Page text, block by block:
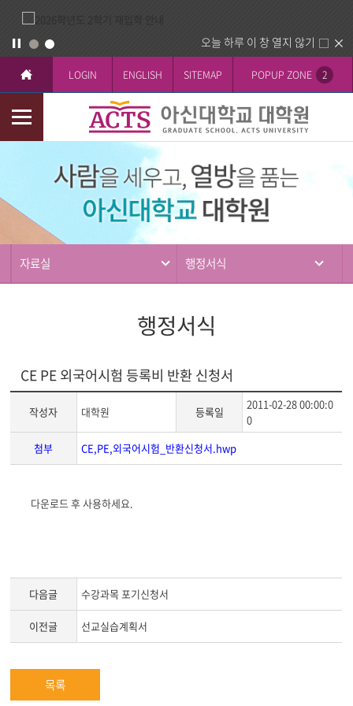
오늘 하루 이 창 열지 않기
LOGIN ENGLISH SITEMAP POPUP ZONE 2
모
바
티
자료실 행정서식
행정서식
CE PE 외국어시험 등록비 반환 신청서
작성자 대학원 등록일
2011-02-28 00:00:0
0
첨부
CE,PE,외국어시험_반환신청서.hwp
게
다운로드 후 사용하세요.
다음글 수강과목 포기신청서
이전글 선교실습계획서
목록